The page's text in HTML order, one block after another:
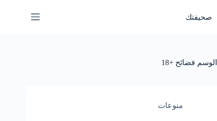
المحتوى
صحيفتك
الوسم فضائح +18
منوعات